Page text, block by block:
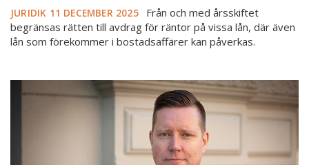
JURIDIK 11 DECEMBER 2025
Från och med årsskiftet
begränsas rätten till avdrag för räntor på vissa lån, där även
lån som förekommer i bostadsaffärer kan påverkas.
Rätt